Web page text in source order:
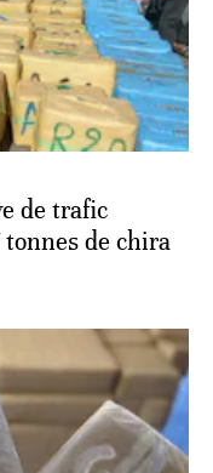
de trafic
de chira